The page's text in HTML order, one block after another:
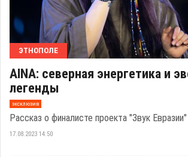
ЭТНОПОЛЕ
AINA: северная энергетика и
легенды
эксклюзив
Рассказ о финалисте проекта "Звук Евразии"
17.08.2023 14:50